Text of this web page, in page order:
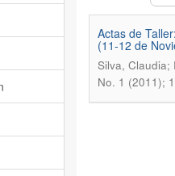
Actas de
(11-12 de
Silva, Claudia;
No. 1 (2011);